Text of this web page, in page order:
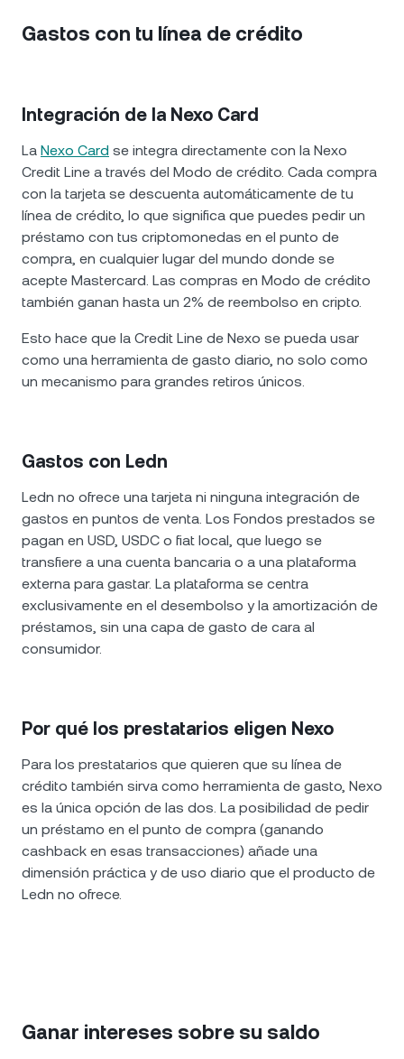
Gastos con tu línea de crédito
Integración de la Nexo Card
La Nexo Card se integra directamente con la Nexo
Credit Line a través del Modo de crédito. Cada compra
con la tarjeta se descuenta automáticamente de tu
línea de crédito, lo que significa que puedes pedir un
préstamo con tus criptomonedas en el punto de
compra, en cualquier lugar del mundo donde se
acepte Mastercard. Las compras en Modo de crédito
también ganan hasta un 2% de reembolso en cripto.
Esto hace que la Credit Line de Nexo se pueda usar
como una herramienta de gasto diario, no solo como
un mecanismo para grandes retiros únicos.
Gastos con Ledn
Ledn no ofrece una tarjeta ni ninguna integración de
gastos en puntos de venta. Los Fondos prestados se
pagan en USD, USDC o fiat local, que luego se
transfiere a una cuenta bancaria o a una plataforma
externa para gastar. La plataforma se centra
exclusivamente en el desembolso y la amortización de
préstamos, sin una capa de gasto de cara al
consumidor.
Por qué los prestatarios eligen Nexo
Para los prestatarios que quieren que su línea de
crédito también sirva como herramienta de gasto, Nexo
es la única opción de las dos. La posibilidad de pedir
un préstamo en el punto de compra (ganando
cashback en esas transacciones) añade una
dimensión práctica y de uso diario que el producto de
Ledn no ofrece.
Ganar intereses sobre su saldo